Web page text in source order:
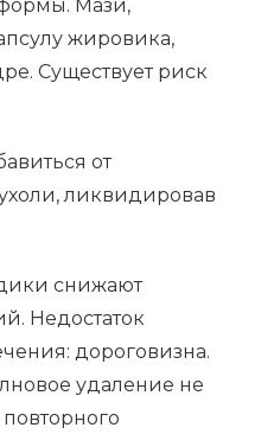
Мази,
жировика,
Существует риск
от
ликвидировав
снижают
Недостаток
дороговизна.
удаление не
повторного